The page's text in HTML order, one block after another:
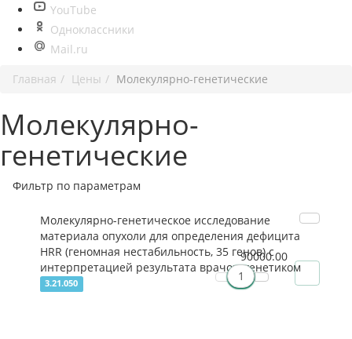
YouTube
Одноклассники
Mail.ru
Главная
Цены Молекулярно-генетические
Молекулярно-
генетические
Фильтр по параметрам
Молекулярно-генетическое исследование
материала опухоли для определения дефицита
HRR (геномная нестабильность, 35 генов) с
интерпретацией результата врачом-генетиком
3.21.050
90000.00